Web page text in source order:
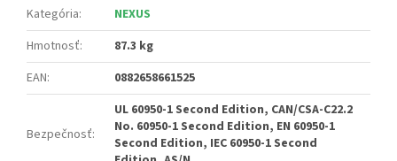
Kategória:
NEXUS
Hmotnosť:
87.3 kg
EAN: 0882658661525
Bezpečnosť:
UL 60950-1 Second Edition, CAN/CSA-C22.2
No. 60950-1 Second Edition, EN 60950-1
Second Edition, IEC 60950-1 Second